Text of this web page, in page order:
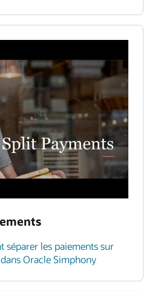
séparer les paiements sur
Oracle Simphony